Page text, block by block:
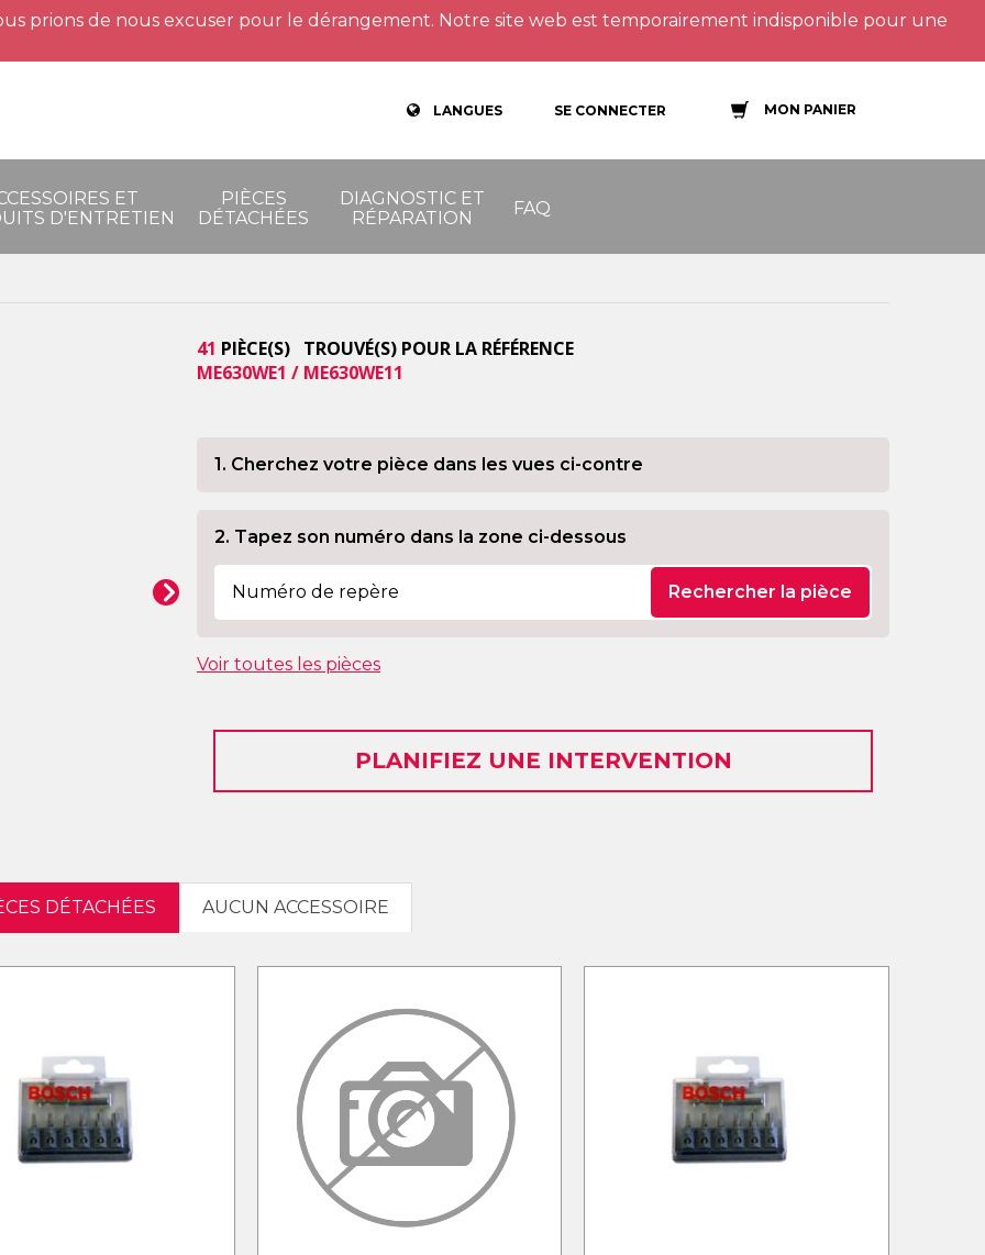
prions de nous excuser pour le dérangement. Notre site web est temporairement indisponible pour une
LANGUES SE CONNECTER MON PANIER
ET
D'ENTRETIEN
PIÈCES
DÉTACHÉES
DIAGNOSTIC ET
RÉPARATION
FAQ
41 PIÈCE(S) TROUVÉ(S) POUR LA RÉFÉRENCE
ME630WE1 / ME630WE11
1. Cherchez votre pièce dans les vues ci-contre
2. Tapez son numéro dans la zone ci-dessous
Rechercher la pièce
Voir toutes les pièces
PLANIFIEZ UNE INTERVENTION
DÉTACHÉES AUCUN ACCESSOIRE